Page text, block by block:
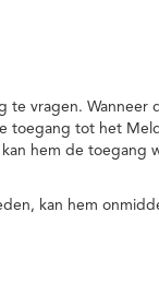
te vragen. Wanneer
toegang tot het
hem de toegang
kan hem